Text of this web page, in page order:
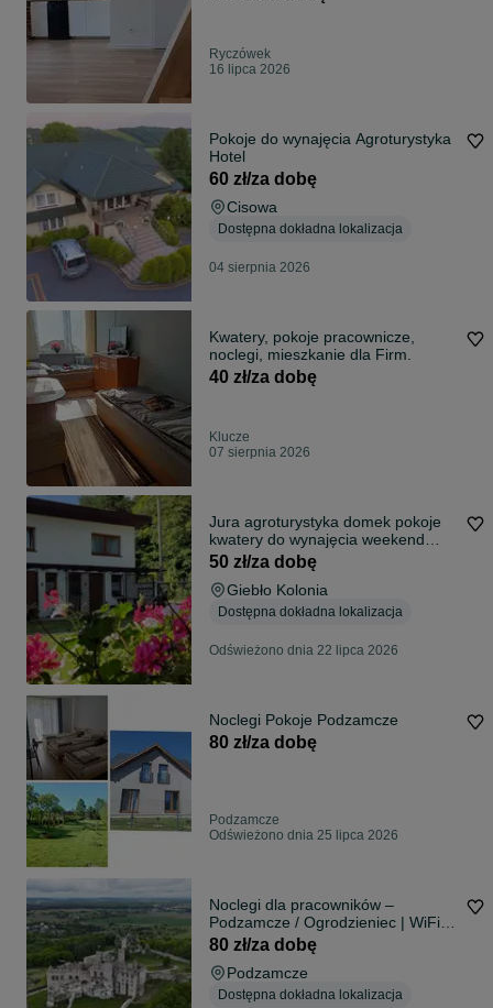
Blisko Pustyni Błędowskiej |
Ryczówek
16 lipca 2026
Pokoje do wynajęcia Agroturystyka
Hotel
60 zł/za dobę
Cisowa
Dostępna dokładna lokalizacja
04 sierpnia 2026
Kwatery, pokoje pracownicze,
noclegi, mieszkanie dla Firm.
40 zł/za dobę
Klucze
07 sierpnia 2026
Jura agroturystyka domek pokoje
kwatery do wynajęcia weekend
wakacje
50 zł/za dobę
Giebło Kolonia
Dostępna dokładna lokalizacja
Odświeżono dnia 22 lipca 2026
Noclegi Pokoje Podzamcze
80 zł/za dobę
Podzamcze
Odświeżono dnia 25 lipca 2026
Noclegi dla pracowników –
Podzamcze / Ogrodzieniec | WiFi,
parking, kuchnia | 80 zł/os
80 zł/za dobę
Podzamcze
Dostępna dokładna lokalizacja